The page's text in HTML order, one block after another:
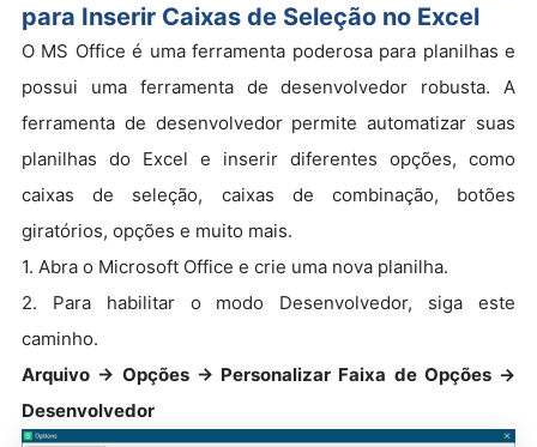
para Inserir Caixas de Seleção no Excel
O MS Office é uma ferramenta poderosa para planilhas e
possui uma ferramenta de desenvolvedor robusta. A
ferramenta de desenvolvedor permite automatizar suas
planilhas do Excel e inserir diferentes opções, como
caixas de seleção, caixas de combinação, botões
giratórios, opções e muito mais.
1. Abra o Microsoft Office e crie uma nova planilha.
2. Para habilitar o modo Desenvolvedor, siga este
caminho.
Arquivo → Opções → Personalizar Faixa de Opções →
Desenvolvedor